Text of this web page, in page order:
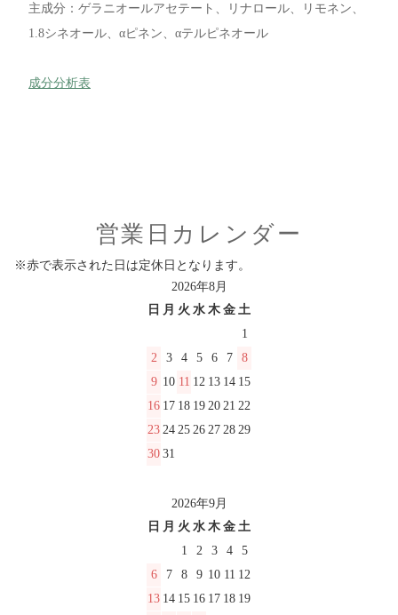
主成分：ゲラニオールアセテート、リナロール、リモネン、
1.8シネオール、αピネン、αテルピネオール
成分分析表
営業日カレンダー
※赤で表示された日は定休日となります。
2026年8月
日 月 火 水 木 金 土
1
2
3 4 5 6 7
8
9 10 11 12 13 14 15
16 17 18 19 20 21 22
23 24 25 26 27 28 29
30 31
2026年9月
日 月 火 水 木 金 土
1
2 3 4
5
6
7 8 9 10 11 12
13 14 15 16 17 18 19